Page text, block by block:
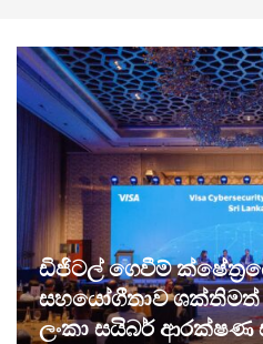
ඩිජිටල් ගෙවීම්
සහයෝගීතාව ශක්තිමත්
ලංකා සයිබර් ආරක්ෂණ